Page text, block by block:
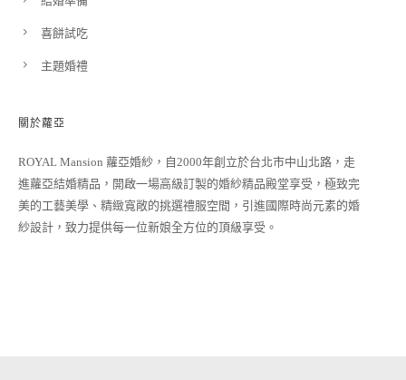
喜餅試吃
主題婚禮
關於蘿亞
ROYAL Mansion 蘿亞婚紗，自2000年創立於台北市中山北路，走
進蘿亞結婚精品，開啟一場高級訂製的婚紗精品殿堂享受，極致完
美的工藝美學、精緻寬敞的挑選禮服空間，引進國際時尚元素的婚
紗設計，致力提供每一位新娘全方位的頂級享受。